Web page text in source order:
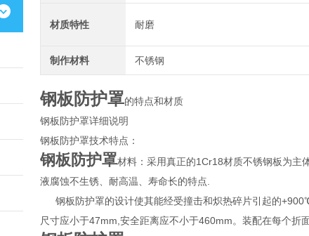
材质特性 耐磨
制作材料 不锈钢
钢板防护罩的特点和材质
钢板防护罩详细说明
钢板防护罩技术特点：
钢板防护罩材料：采用真正的1Cr18材质不锈钢板为主
液腐蚀不生锈、耐高温、寿命长的特点.
钢板防护罩的设计使其能经受撞击和炽热碎片引起的
尺寸应小于47mm,安全距离应不小于460mm。装配在每个折